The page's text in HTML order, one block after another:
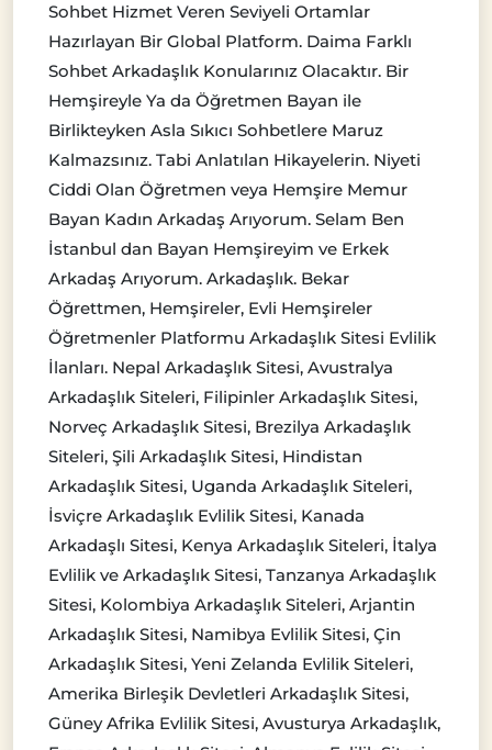
Sohbet Hizmet Veren Seviyeli Ortamlar
Hazırlayan Bir Global Platform. Daima Farklı
Sohbet Arkadaşlık Konularınız Olacaktır. Bir
Hemşireyle Ya da Öğretmen Bayan ile
Birlikteyken Asla Sıkıcı Sohbetlere Maruz
Kalmazsınız. Tabi Anlatılan Hikayelerin. Niyeti
Ciddi Olan Öğretmen veya Hemşire Memur
Bayan Kadın Arkadaş Arıyorum. Selam Ben
İstanbul dan Bayan Hemşireyim ve Erkek
Arkadaş Arıyorum. Arkadaşlık. Bekar
Öğrettmen, Hemşireler, Evli Hemşireler
Öğretmenler Platformu Arkadaşlık Sitesi Evlilik
İlanları. Nepal Arkadaşlık Sitesi, Avustralya
Arkadaşlık Siteleri, Filipinler Arkadaşlık Sitesi,
Norveç Arkadaşlık Sitesi, Brezilya Arkadaşlık
Siteleri, Şili Arkadaşlık Sitesi, Hindistan
Arkadaşlık Sitesi, Uganda Arkadaşlık Siteleri,
İsviçre Arkadaşlık Evlilik Sitesi, Kanada
Arkadaşlı Sitesi, Kenya Arkadaşlık Siteleri, İtalya
Evlilik ve Arkadaşlık Sitesi, Tanzanya Arkadaşlık
Sitesi, Kolombiya Arkadaşlık Siteleri, Arjantin
Arkadaşlık Sitesi, Namibya Evlilik Sitesi, Çin
Arkadaşlık Sitesi, Yeni Zelanda Evlilik Siteleri,
Amerika Birleşik Devletleri Arkadaşlık Sitesi,
Güney Afrika Evlilik Sitesi, Avusturya Arkadaşlık,